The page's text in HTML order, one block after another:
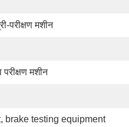
परीक्षण मशीन
मशीन
, brake testing equipment